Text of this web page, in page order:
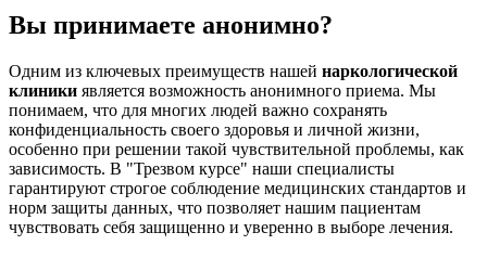
Вы принимаете анонимно?
Одним из ключевых преимуществ нашей наркологической
клиники является возможность анонимного приема. Мы
понимаем, что для многих людей важно сохранять
конфиденциальность своего здоровья и личной жизни,
особенно при решении такой чувствительной проблемы, как
зависимость. В "Трезвом курсе" наши специалисты
гарантируют строгое соблюдение медицинских стандартов и
норм защиты данных, что позволяет нашим пациентам
чувствовать себя защищенно и уверенно в выборе лечения.